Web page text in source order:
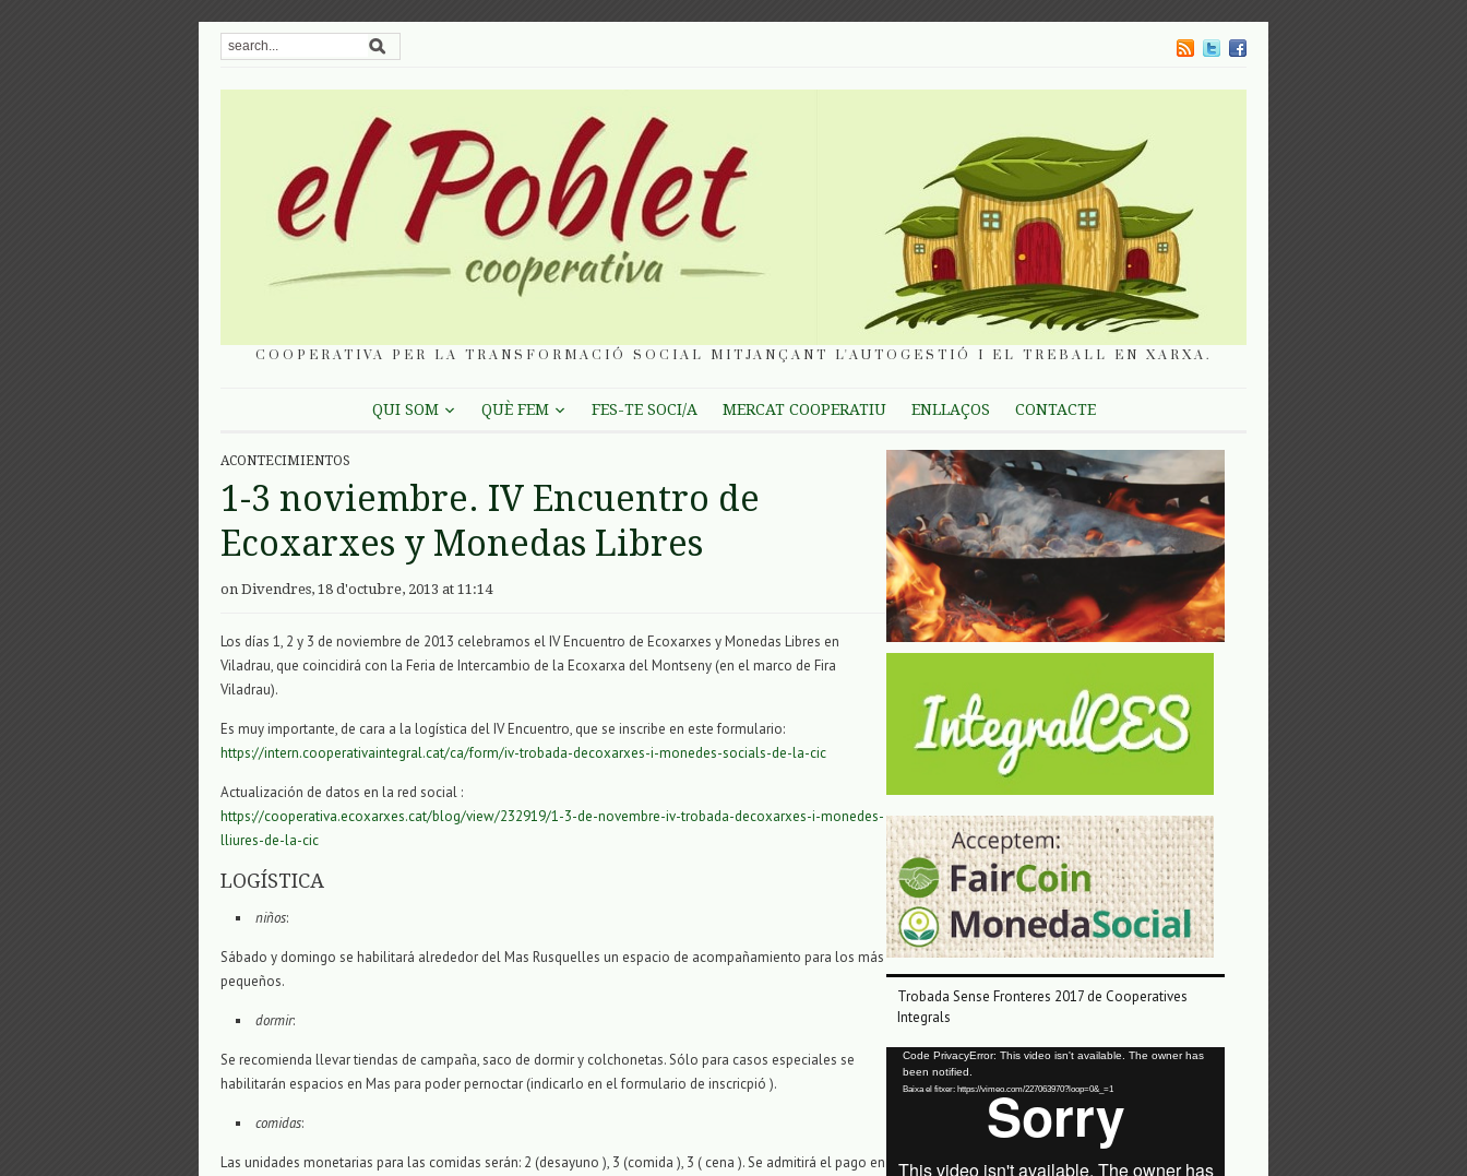
COOPERATIVA PER LA TRANSFORMACIÓ SOCIAL MITJANÇANT L'AUTOGESTIÓ I EL TREBALL EN XARXA.
QUI SOM QUÈ FEM FES-TE SOCI/A MERCAT COOPERATIU ENLLAÇOS CONTACTE
ACONTECIMIENTOS
1-3 noviembre. IV Encuentro de
Ecoxarxes y Monedas Libres
on Divendres, 18 d'octubre, 2013 at 11:14
Los días 1, 2 y 3 de noviembre de 2013 celebramos el IV Encuentro de Ecoxarxes y Monedas Libres en
Viladrau, que coincidirá con la Feria de Intercambio de la Ecoxarxa del Montseny (en el marco de Fira
Viladrau).
Es muy importante, de cara a la logística del IV Encuentro, que se inscribe en este formulario:
https://intern.cooperativaintegral.cat/ca/form/iv-trobada-decoxarxes-i-monedes-socials-de-la-cic
Actualización de datos en la red social :
https://cooperativa.ecoxarxes.cat/blog/view/232919/1-3-de-novembre-iv-trobada-decoxarxes-i-monedes-
lliures-de-la-cic
LOGÍSTICA
niños:
Sábado y domingo se habilitará alrededor del Mas Rusquelles un espacio de acompañamiento para los más
pequeños.
dormir:
Se recomienda llevar tiendas de campaña, saco de dormir y colchonetas. Sólo para casos especiales se
habilitarán espacios en Mas para poder pernoctar (indicarlo en el formulario de inscricpió ).
comidas:
Las unidades monetarias para las comidas serán: 2 (desayuno ), 3 (comida ), 3 ( cena ). Se admitirá el pago en
Trobada Sense Fronteres 2017 de Cooperatives
Integrals
Reproductor
vídeo
Code PrivacyError: This video isn't available. The owner has
been notified.
Baixa el fitxer: https://vimeo.com/227063970?loop=0&_=1